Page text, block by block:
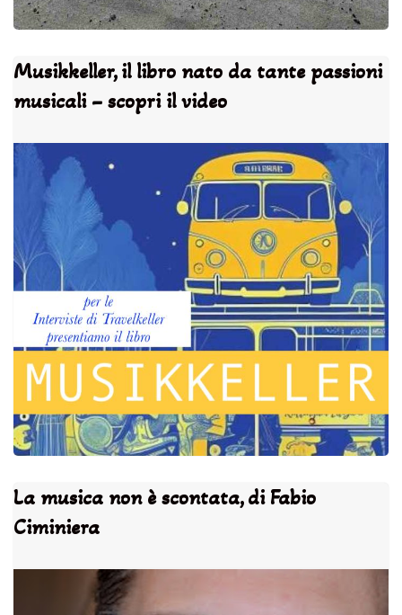
Musikkeller, il libro nato da tante passioni
musicali – scopri il video
La musica non è scontata, di Fabio
Ciminiera